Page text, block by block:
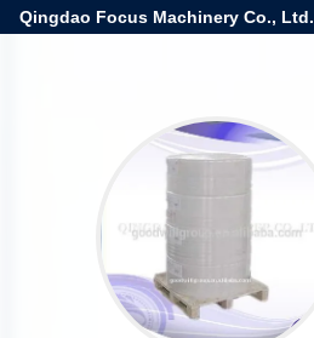
Qingdao Focus Machinery Co., Ltd.